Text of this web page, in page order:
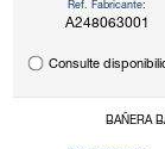
Ref. Fabricante:
A248063001
Consulte
BAÑERA